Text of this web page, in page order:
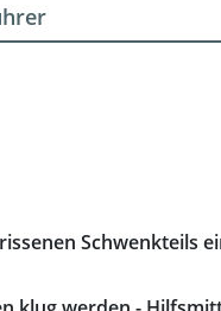
Schwenkteils